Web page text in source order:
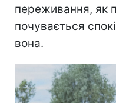
переживання, як
почувається
вона.